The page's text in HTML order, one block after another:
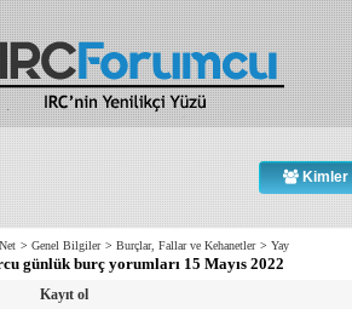
Kimler
> Genel Bilgiler > Burçlar, Fallar ve Kehanetler > Yay
günlük burç yorumları 15 Mayıs 2022
Kayıt ol